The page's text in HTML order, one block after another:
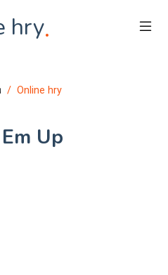
hry.
Online hry
Up